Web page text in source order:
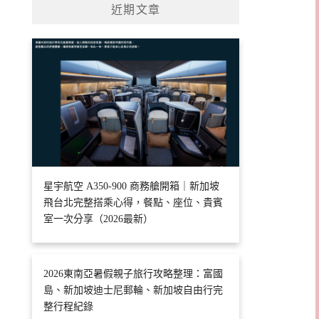
近期文章
星宇航空 A350-900 商務艙開箱｜新加坡
飛台北完整搭乘心得，餐點、座位、貴賓
室一次分享（2026最新）
2026東南亞暑假親子旅行攻略整理：富國
島、新加坡迪士尼郵輪、新加坡自由行完
整行程紀錄